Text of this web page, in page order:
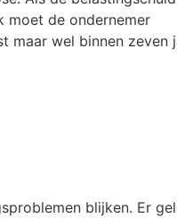
moet de ondernemer
maar wel binnen zeven
blijken. Er